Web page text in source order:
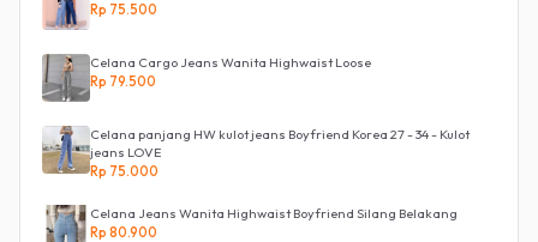
Rp 75.500
Celana Cargo Jeans Wanita Highwaist Loose
Rp 79.500
Celana panjang HW kulot jeans Boyfriend Korea 27 - 34 - Kulot
jeans LOVE
Rp 75.000
Celana Jeans Wanita Highwaist Boyfriend Silang Belakang
Rp 80.900